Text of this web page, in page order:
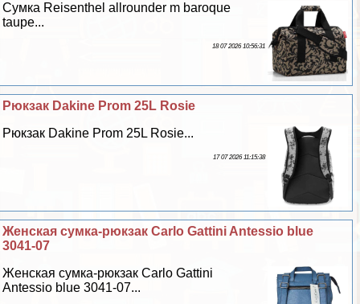
Сумка Reisenthel allrounder m baroque
taupe...
18 07 2026 10:56:31
Рюкзак Dakine Prom 25L Rosie
Рюкзак Dakine Prom 25L Rosie...
17 07 2026 11:15:38
Женская сумка-рюкзак Carlo Gattini Antessio blue
3041-07
Женская сумка-рюкзак Carlo Gattini
Antessio blue 3041-07...